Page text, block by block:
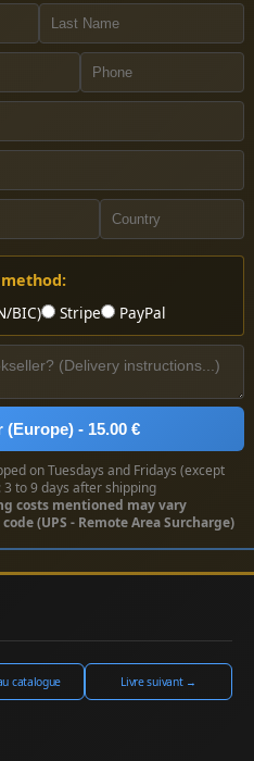
BIC)
Stripe PayPal
(Europe) - 15.00 €
on Tuesdays and Fridays (except
to 9 days after shipping
costs mentioned may vary
(UPS - Remote Area Surcharge)
catalogue Livre suivant →